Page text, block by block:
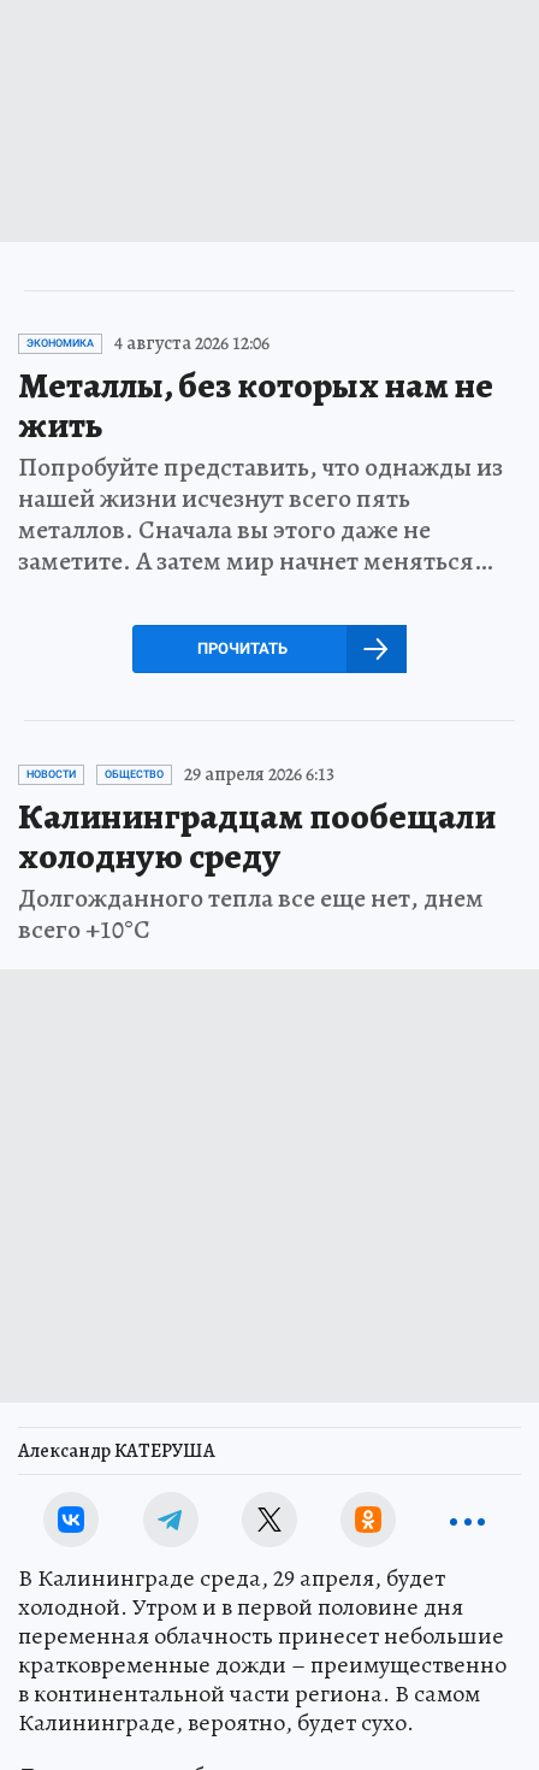
ЭКОНОМИКА 4 августа 2026 12:06
Металлы, без которых нам не
жить
Попробуйте представить, что однажды из
нашей жизни исчезнут всего пять
металлов. Сначала вы этого даже не
заметите. А затем мир начнет меняться…
ПРОЧИТАТЬ
НОВОСТИ ОБЩЕСТВО 29 апреля 2026 6:13
Калининградцам пообещали
холодную среду
Долгожданного тепла все еще нет, днем
всего +10°С
Александр КАТЕРУША
В Калининграде среда, 29 апреля, будет
холодной. Утром и в первой половине дня
переменная облачность принесет небольшие
кратковременные дожди – преимущественно
в континентальной части региона. В самом
Калининграде, вероятно, будет сухо.